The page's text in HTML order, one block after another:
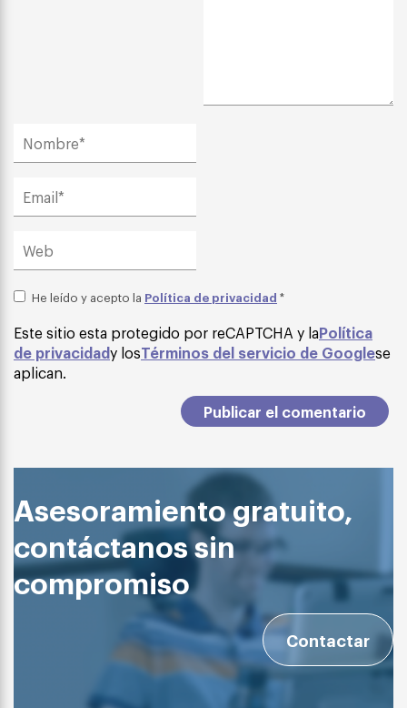
He leído y acepto la Política de privacidad *
Este sitio esta protegido por reCAPTCHA y laPolítica
de privacidady losTérminos del servicio de Googlese
aplican.
Asesoramiento gratuito,
contáctanos sin
compromiso
Contactar